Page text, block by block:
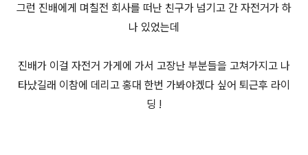
그런 진배에게 며칠전 회사를 떠난 친구가 넘기고 간 자전거가 하
나 있었는데
진배가 이걸 자전거 가게에 가서 고장난 부분들을 고쳐가지고 나
타났길래 이참에 데리고 홍대 한번 가봐야겠다 싶어 퇴근후 라이
딩 !